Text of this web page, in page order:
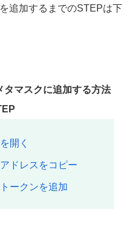
追加するまでのSTEPは下
タマスクに追加する方法
開く
ドレスをコピー
ークンを追加